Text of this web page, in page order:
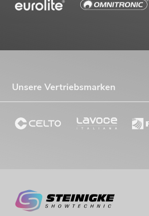
Unsere Vertriebsmarken